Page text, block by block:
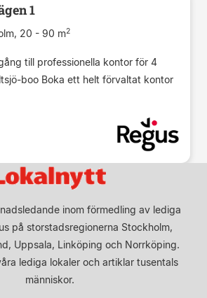
1
20 - 90 m2
till professionella kontor för 4
boo Boka ett helt förvaltat kontor
inom förmedling av lediga
på storstadsregionerna Stockholm,
Uppsala, Linköping och Norrköping.
lediga lokaler och artiklar tusentals
människor.